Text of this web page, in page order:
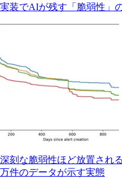
実装でAIが残す「脆弱性」
深刻な脆弱性ほど放置され
万件のデータが示す実態